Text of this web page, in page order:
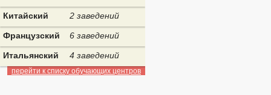
Китайский 2 заведений
Французский 6 заведений
Итальянский 4 заведений
перейти к списку обучающих центров